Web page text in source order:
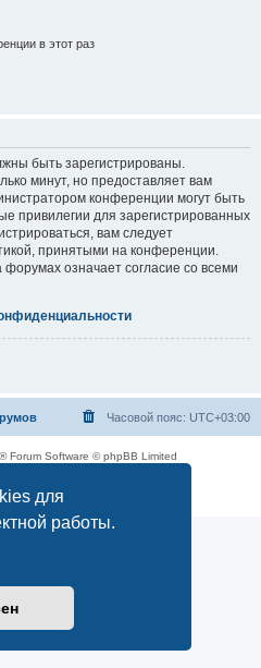
для
работы.
в этот раз
быть зарегистрированы.
минут, но предоставляет вам
конференции могут быть
привилегии для зарегистрированных
вам следует
принятыми на конференции.
означает согласие со всеми
Часовой пояс: UTC+03:00
® Forum Software © phpBB Limited
|Правила